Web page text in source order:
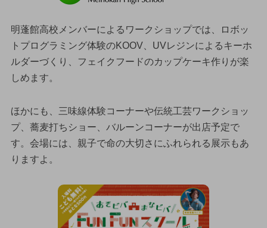
明蓬館高校メンバーによるワークショップでは、ロボッ
トプログラミング体験のKOOV、UVレジンによるキーホ
ルダーづくり、フェイクフードのカップケーキ作りが楽
しめます。
ほかにも、三味線体験コーナーや伝統工芸ワークショッ
プ、蕎麦打ちショー、バルーンコーナーが出店予定で
す。会場には、親子で命の大切さにふれられる展示もあ
りますよ。